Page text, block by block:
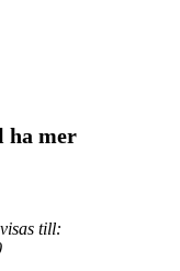
ha mer
till: